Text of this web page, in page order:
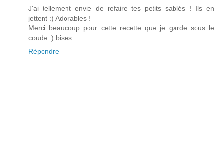
J'ai tellement envie de refaire tes petits sablés ! Ils en
jettent :) Adorables !
Merci beaucoup pour cette recette que je garde sous le
coude :) bises
Répondre